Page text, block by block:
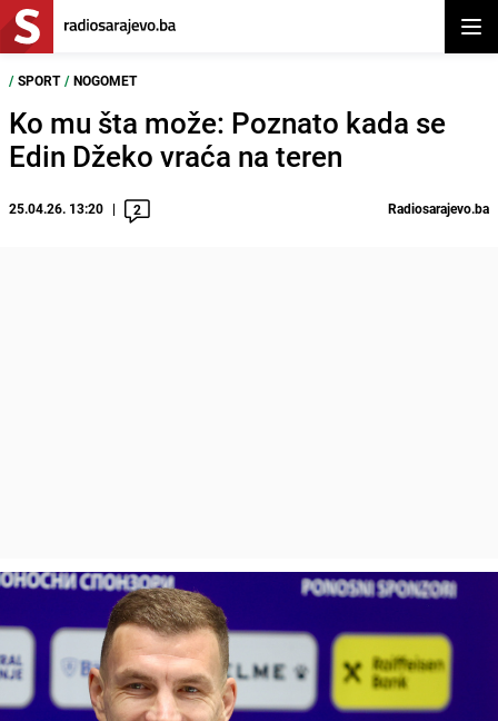
/ SPORT / NOGOMET
Ko mu šta može: Poznato kada se
Edin Džeko vraća na teren
25.04.26. 13:20 2 Radiosarajevo.ba